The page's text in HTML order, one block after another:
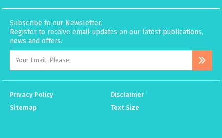
Subscribe to our Newsletter.
Register to receive email updates on our latest publications,
news and offers.
Privacy Policy
Disclaimer
Sitemap
Text Size